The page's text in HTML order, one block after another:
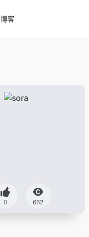
博客
0 662